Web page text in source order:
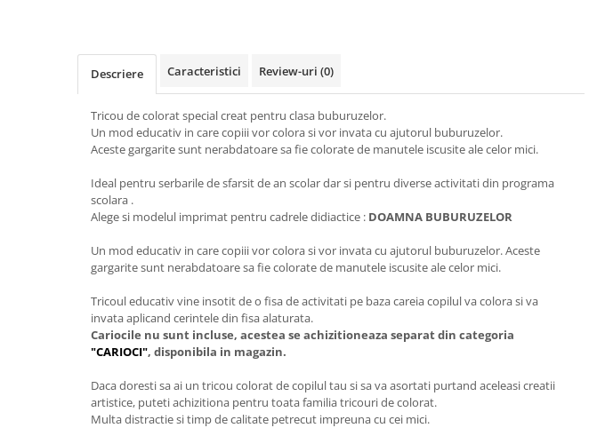
Descriere Caracteristici Review-uri (0)
Tricou de colorat special creat pentru clasa buburuzelor.
Un mod educativ in care copiii vor colora si vor invata cu ajutorul buburuzelor.
Aceste gargarite sunt nerabdatoare sa fie colorate de manutele iscusite ale celor mici.
Ideal pentru serbarile de sfarsit de an scolar dar si pentru diverse activitati din programa
scolara .
Alege si modelul imprimat pentru cadrele didiactice : DOAMNA BUBURUZELOR
Un mod educativ in care copiii vor colora si vor invata cu ajutorul buburuzelor. Aceste
gargarite sunt nerabdatoare sa fie colorate de manutele iscusite ale celor mici.
Tricoul educativ vine insotit de o fisa de activitati pe baza careia copilul va colora si va
invata aplicand cerintele din fisa alaturata.
Cariocile nu sunt incluse, acestea se achizitioneaza separat din categoria
"CARIOCI", disponibila in magazin.
Daca doresti sa ai un tricou colorat de copilul tau si sa va asortati purtand aceleasi creatii
artistice, puteti achizitiona pentru toata familia tricouri de colorat.
Multa distractie si timp de calitate petrecut impreuna cu cei mici.